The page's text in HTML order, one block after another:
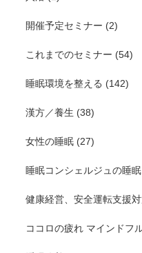
開催予定セミナー (2)
これまでのセミナー (54)
睡眠環境を整える (142)
漢方／養生 (38)
女性の睡眠 (27)
睡眠コンシェルジュの睡
健康経営、安全運転支援
ココロの疲れ マインドフ